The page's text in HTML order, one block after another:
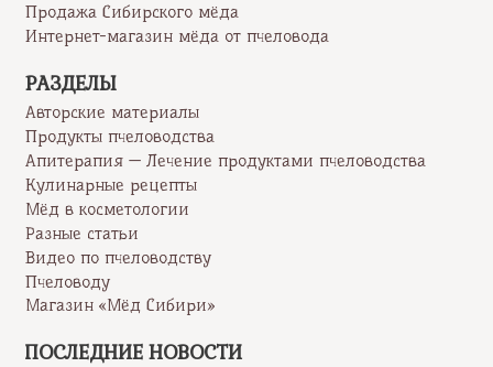
Продажа Сибирского мёда
Интернет-магазин мёда от пчеловода
РАЗДЕЛЫ
Авторские материалы
Продукты пчеловодства
Апитерапия — Лечение продуктами пчеловодства
Кулинарные рецепты
Мёд в косметологии
Разные статьи
Видео по пчеловодству
Пчеловоду
Магазин «Мёд Сибири»
ПОСЛЕДНИЕ НОВОСТИ